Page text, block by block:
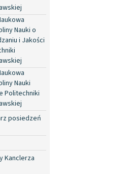
Nauki o
i Jakości
Nauki
Politechniki
posiedzeń
Kanclerza